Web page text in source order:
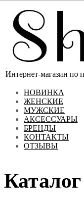
Интернет-магазин по
НОВИНКА
ЖЕНСКИЕ
МУЖСКИЕ
АКСЕССУАРЫ
БРЕНДЫ
КОНТАКТЫ
ОТЗЫВЫ
Каталог